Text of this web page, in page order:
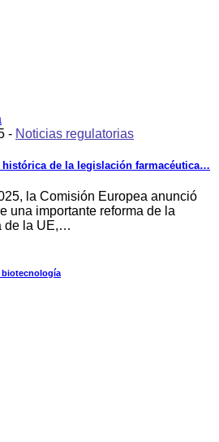
- Noticias regulatorias
histórica de la legislación farmacéutica…
la Comisión Europea anunció
una importante reforma de la
de la UE,…
biotecnología